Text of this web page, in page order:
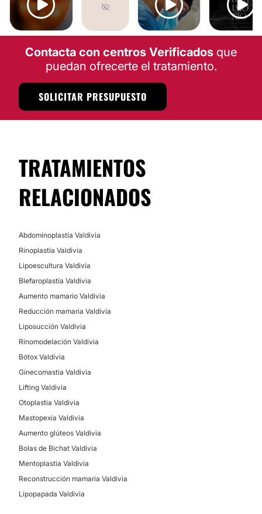
RINOPLASTÍA AUMENTO MAMARIOMASTOPEXIA AUMENTO
Contacta con centros Verificados que
puedan ofrecerte el tratamiento.
SOLICITAR PRESUPUESTO
TRATAMIENTOS
RELACIONADOS
Abdominoplastía Valdivia
Rinoplastía Valdivia
Lipoescultura Valdivia
Blefaroplastía Valdivia
Aumento mamario Valdivia
Reducción mamaria Valdivia
Liposucción Valdivia
Rinomodelación Valdivia
Bótox Valdivia
Ginecomastia Valdivia
Lifting Valdivia
Otoplastia Valdivia
Mastopexia Valdivia
Aumento glúteos Valdivia
Bolas de Bichat Valdivia
Mentoplastia Valdivia
Reconstrucción mamaria Valdivia
Lipopapada Valdivia